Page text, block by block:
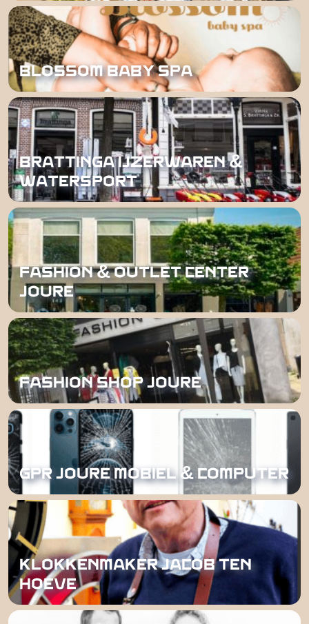
BLOSSOM BABY SPA
BRATTINGA IJZERWAREN &
WATERSPORT
FASHION & OUTLET CENTER
JOURE
FASHION SHOP JOURE
GPR JOURE MOBIEL & COMPUTER
KLOKKENMAKER JACOB TEN
HOEVE